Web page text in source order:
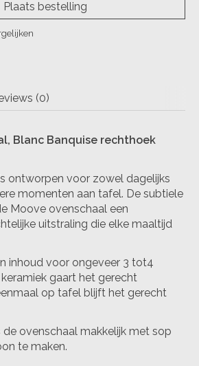
Plaats bestelling
(0)
Blanc Banquise rechthoek
ontworpen voor zowel dagelijks
momenten aan tafel. De subtiele
Moove ovenschaal een
uitstraling die elke maaltijd
inhoud voor ongeveer 3 tot4
gaart het gerecht
op tafel blijft het gerecht
ovenschaal makkelijk met sop
te maken.